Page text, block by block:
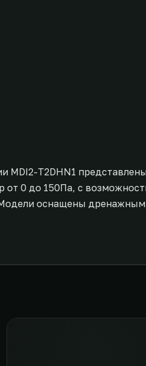
MDI2-T2DHN1
от 0 до 150Па, с
Модели оснащены